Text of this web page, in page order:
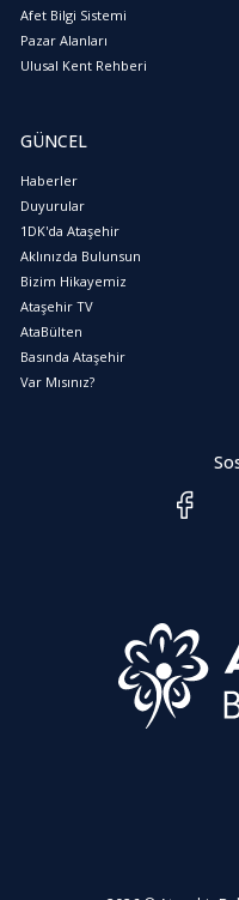
Afet Bilgi Sistemi
Pazar Alanları
Ulusal Kent Rehberi
GÜNCEL
Haberler
Duyurular
1DK'da Ataşehir
Aklınızda Bulunsun
Bizim Hikayemiz
Ataşehir TV
AtaBülten
Basında Ataşehir
Var Mısınız?